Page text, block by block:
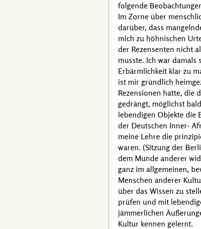
folgende
Im Zorne über
darüber, dass
mich zu höhnischen
der Rezensenten nicht
musste. Ich war
Erbärmlichkeit klar zu
ist mir gründlich
Rezensionen hatte, die
gedrängt, möglichst
lebendigen Objekte die
der Deutschen Inner-
meine Lehre die
waren. (Sitzung der
dem Munde anderer
ganz im allgemeinen,
Menschen anderer
über das Wissen zu
prüfen und mit
jämmerlichen
Kultur kennen gelernt.